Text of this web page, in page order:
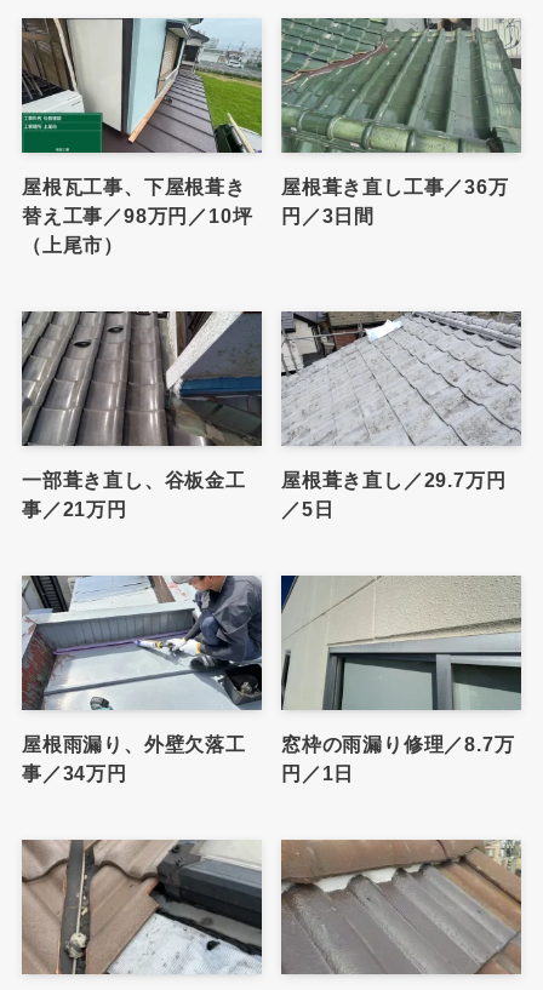
屋根瓦工事、下屋根葺き
替え工事／98万円／10坪
（上尾市）
屋根葺き直し工事／36万
円／3日間
一部葺き直し、谷板金工
事／21万円
屋根葺き直し／29.7万円
／5日
屋根雨漏り、外壁欠落工
事／34万円
窓枠の雨漏り修理／8.7万
円／1日